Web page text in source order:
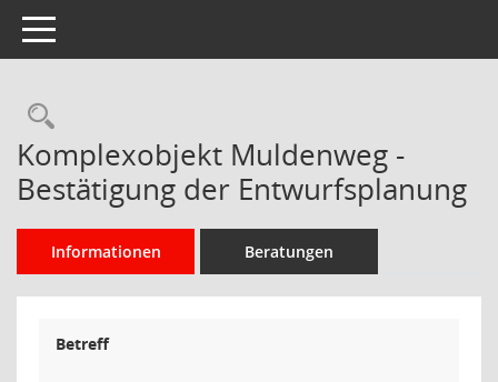
Toggle navigation
Rechercheauswahl
Komplexobjekt Muldenweg -
Bestätigung der Entwurfsplanung
Informationen Beratungen
Betreff